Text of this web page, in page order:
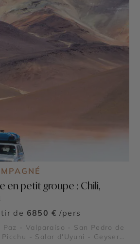
en petit groupe : Chili,
de 6850 € /pers
- Valparaíso - San Pedro de
- Salar d'Uyuni - Geysers